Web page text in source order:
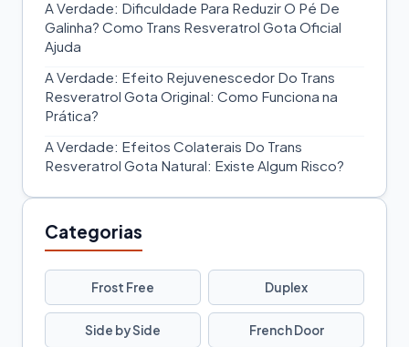
A Verdade: Dificuldade Para Reduzir O Pé De
Galinha? Como Trans Resveratrol Gota Oficial
Ajuda
A Verdade: Efeito Rejuvenescedor Do Trans
Resveratrol Gota Original: Como Funciona na
Prática?
A Verdade: Efeitos Colaterais Do Trans
Resveratrol Gota Natural: Existe Algum Risco?
Categorias
Frost Free Duplex
Side by Side French Door